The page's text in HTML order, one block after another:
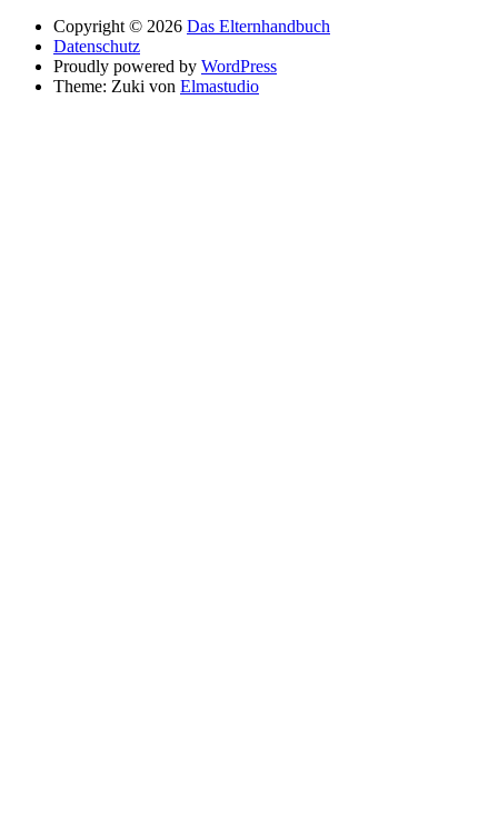
Copyright © 2026 Das Elternhandbuch
Datenschutz
Proudly powered by WordPress
Theme: Zuki von Elmastudio